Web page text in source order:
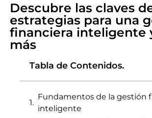
Descubre las claves
estrategias para una
financiera inteligente
más
Tabla de Contenidos.
Fundamentos de la gestión
inteligente